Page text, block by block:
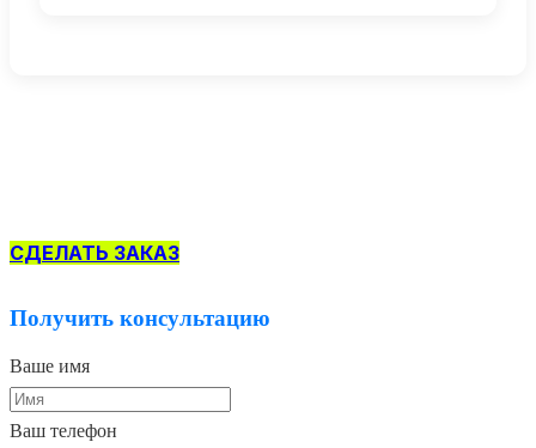
СДЕЛАТЬ ЗАКАЗ
Получить консультацию
Ваше имя
Ваш телефон